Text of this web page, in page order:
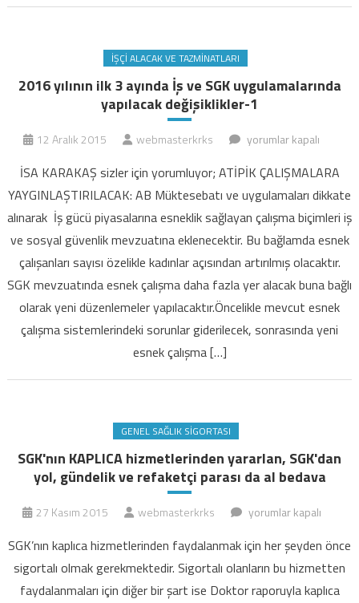
İŞÇI ALACAK VE TAZMINATLARI
2016 yılının ilk 3 ayında İş ve SGK uygulamalarında
yapılacak değişiklikler-1
12 Aralık 2015 webmasterkrks
2016
ilk
3
ayında
İş
ve
değişiklikler-
için
yorumlar kapalı
İSA KARAKAŞ sizler için yorumluyor; ATİPİK ÇALIŞMALARA
YAYGINLAŞTIRILACAK: AB Müktesebatı ve uygulamaları dikkate
alınarak İş gücü piyasalarına esneklik sağlayan çalışma biçimleri iş
ve sosyal güvenlik mevzuatına eklenecektir. Bu bağlamda esnek
çalışanları sayısı özelikle kadınlar açısından artırılmış olacaktır.
SGK mevzuatında esnek çalışma daha fazla yer alacak buna bağlı
olarak yeni düzenlemeler yapılacaktır.Öncelikle mevcut esnek
çalışma sistemlerindeki sorunlar giderilecek, sonrasında yeni
esnek çalışma […]
GENEL SAĞLIK SIGORTASI
SGK'nın KAPLICA hizmetlerinden yararlan, SGK'dan
yol, gündelik ve refaketçi parası da al bedava
27 Kasım 2015 webmasterkrks
SGK'nın
hizmetlerinden
yararlan,
SGK'dan
yorumlar kapalı
SGK’nın kaplıca hizmetlerinden faydalanmak için her şeyden önce
sigortalı olmak gerekmektedir. Sigortalı olanların bu hizmetten
faydalanmaları için diğer bir şart ise Doktor raporuyla kaplıca